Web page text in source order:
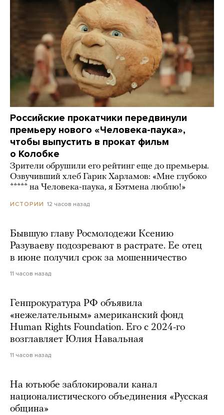
Российские прокатчики передвинули
премьеру нового «Человека-паука»,
чтобы выпустить в прокат фильм
о Колобке
Зрители обрушили его рейтинг еще до премьеры.
Озвучивший хлеб Гарик Харламов: «Мне глубоко
***** на Человека-паука, я Бэтмена люблю!»
ИСТОРИИ 12 часов назад
Бывшую главу Росмолодежи Ксению
Разуваеву подозревают в растрате. Ее отец
в июне получил срок за мошенничество
11 часов назад
Генпрокуратура РФ объявила
«нежелательным» американский фонд
Human Rights Foundation. Его с 2024-го
возглавляет Юлия Навальная
11 часов назад
На ютьюбе заблокировали канал
националистического объединения «Русская
община»